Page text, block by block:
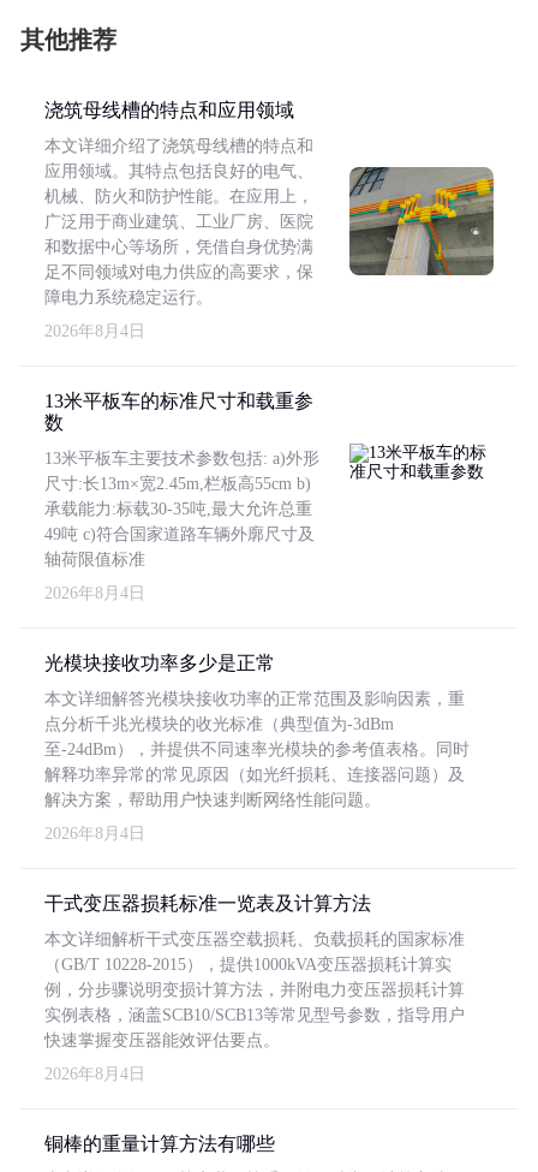
其他推荐
浇筑母线槽的特点和应用领域
本文详细介绍了浇筑母线槽的特点和
应用领域。其特点包括良好的电气、
机械、防火和防护性能。在应用上，
广泛用于商业建筑、工业厂房、医院
和数据中心等场所，凭借自身优势满
足不同领域对电力供应的高要求，保
障电力系统稳定运行。
2026年8月4日
13米平板车的标准尺寸和载重参
数
13米平板车主要技术参数包括: a)外形
尺寸:长13m×宽2.45m,栏板高55cm b)
承载能力:标载30-35吨,最大允许总重
49吨 c)符合国家道路车辆外廓尺寸及
轴荷限值标准
2026年8月4日
光模块接收功率多少是正常
本文详细解答光模块接收功率的正常范围及影响因素，重
点分析千兆光模块的收光标准（典型值为-3dBm
至-24dBm），并提供不同速率光模块的参考值表格。同时
解释功率异常的常见原因（如光纤损耗、连接器问题）及
解决方案，帮助用户快速判断网络性能问题。
2026年8月4日
干式变压器损耗标准一览表及计算方法
本文详细解析干式变压器空载损耗、负载损耗的国家标准
（GB/T 10228-2015），提供1000kVA变压器损耗计算实
例，分步骤说明变损计算方法，并附电力变压器损耗计算
实例表格，涵盖SCB10/SCB13等常见型号参数，指导用户
快速掌握变压器能效评估要点。
2026年8月4日
铜棒的重量计算方法有哪些